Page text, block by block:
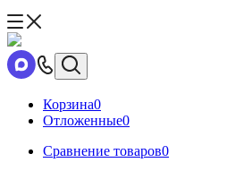
Корзина0
Отложенные0
Сравнение товаров0